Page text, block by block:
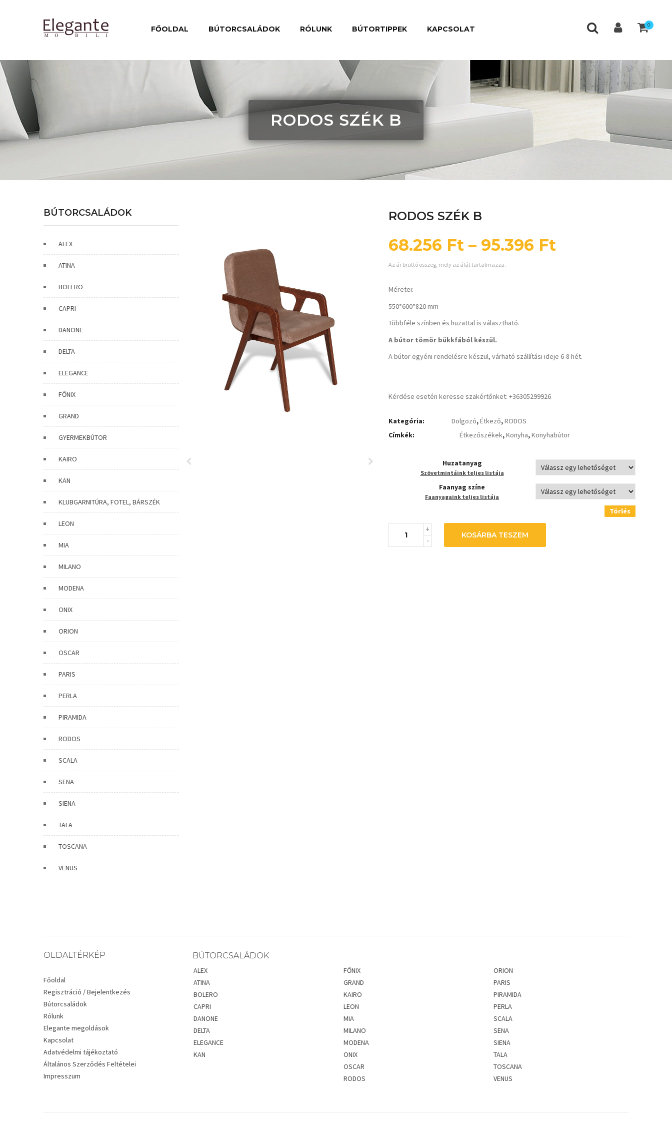
FŐOLDAL BÚTORCSALÁDOK RÓLUNK BÚTORTIPPEK KAPCSOLAT 0
RODOS SZÉK B
BÚTORCSALÁDOK
ALEX
ATINA
BOLERO
CAPRI
DANONE
DELTA
ELEGANCE
FŐNIX
GRAND
GYERMEKBÚTOR
KAIRO
KAN
KLUBGARNITÚRA, FOTEL, BÁRSZÉK
LEON
MIA
MILANO
MODENA
ONIX
ORION
OSCAR
PARIS
PERLA
PIRAMIDA
RODOS
SCALA
SENA
SIENA
TALA
TOSCANA
VENUS
RODOS SZÉK B
68.256 Ft – 95.396 Ft
Az ár bruttó összeg, mely az áfát tartalmazza.
Méretei:
550*600*820 mm
Többféle színben és huzattal is választható.
A bútor tömör bükkfából készül.
A bútor egyéni rendelésre készül, várható szállítási ideje 6-8 hét.
Kérdése esetén keresse szakértőnket: +36305299926
Kategória: Dolgozó,Étkező,RODOS
Címkék:
Étkezőszékek,Konyha,Konyhabútor
Huzatanyag
Szövetmintáink teljes listája
Faanyag színe
Faanyagaink teljes listája
Törlés
KOSÁRBA TESZEM
BÚTORCSALÁDOK
OLDALTÉRKÉP
Főoldal
Regisztráció / Bejelentkezés
Bútorcsaládok
Rólunk
Elegante megoldások
Kapcsolat
Adatvédelmi tájékoztató
Általános Szerződés Feltételei
Impresszum
ALEX
ATINA
BOLERO
CAPRI
DANONE
DELTA
ELEGANCE
KAN
FŐNIX
GRAND
KAIRO
LEON
MIA
MILANO
MODENA
ONIX
OSCAR
RODOS
ORION
PARIS
PIRAMIDA
PERLA
SCALA
SENA
SIENA
TALA
TOSCANA
VENUS